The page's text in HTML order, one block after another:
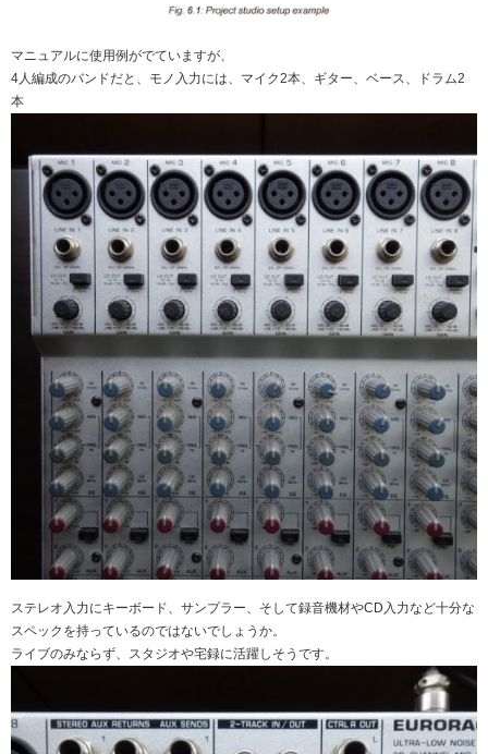
マニュアルに使用例がでていますが、
4人編成のバンドだと、モノ入力には、マイク2本、ギター、ベース、ドラム2
本
ステレオ入力にキーボード、サンプラー、そして録音機材やCD入力など十分な
スペックを持っているのではないでしょうか。
ライブのみならず、スタジオや宅録に活躍しそうです。